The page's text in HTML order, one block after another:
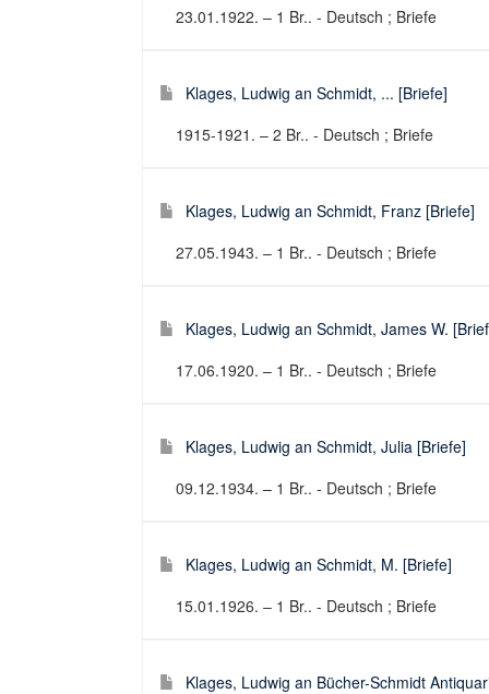
23.01.1922. – 1 Br.. - Deutsch ; Briefe
Klages, Ludwig an Schmidt, ... [Briefe]
1915-1921. – 2 Br.. - Deutsch ; Briefe
Klages, Ludwig an Schmidt, Franz [Briefe]
27.05.1943. – 1 Br.. - Deutsch ; Briefe
Klages, Ludwig an Schmidt, James W.
17.06.1920. – 1 Br.. - Deutsch ; Briefe
Klages, Ludwig an Schmidt, Julia [Briefe]
09.12.1934. – 1 Br.. - Deutsch ; Briefe
Klages, Ludwig an Schmidt, M. [Briefe]
15.01.1926. – 1 Br.. - Deutsch ; Briefe
Klages, Ludwig an Bücher-Schmidt